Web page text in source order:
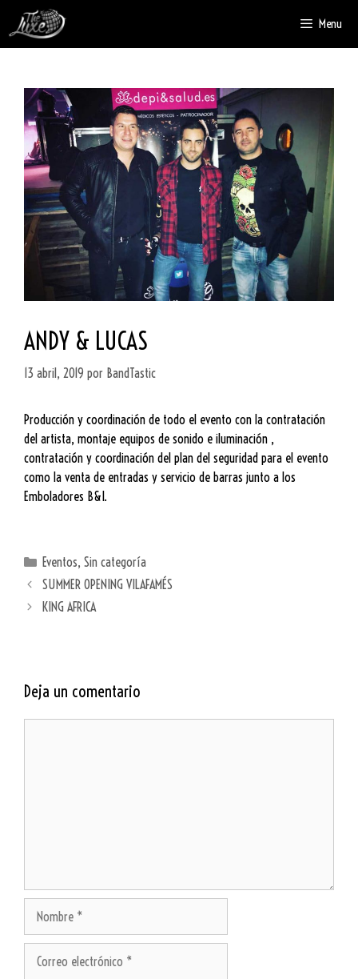
Menu
ANDY & LUCAS
13 abril, 2019 por BandTastic
Producción y coordinación de todo el evento con la contratación
del artista, montaje equipos de sonido e iluminación ,
contratación y coordinación del plan del seguridad para el evento
como la venta de entradas y servicio de barras junto a los
Emboladores B&I.
Eventos, Sin categoría
SUMMER OPENING VILAFAMÉS
KING AFRICA
Deja un comentario